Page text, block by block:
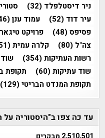
ניר דיסטלפלד (32)
עיר דוד (52) עמוד ענן(146)
פסיפס(48) פרויקט
צה"ל (80) קלרה עמית(51)
רשות העתיקות(354)
שוד עתיקות(60) תקופת
תקופת המנדט הבריטי(129)
עד כה צפו ב"היסטוריה